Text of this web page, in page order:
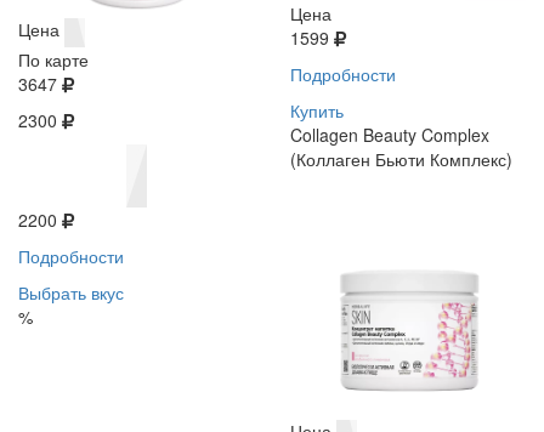
Цена
По карте
3647
2300
2200
Подробности
Выбрать вкус
%
Цена
1599
Подробности
Купить
Collagen Beauty Complex
(Коллаген Бьюти Комплекс)